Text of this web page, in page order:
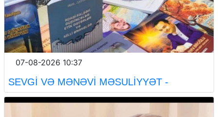
07-08-2026 10:37
SEVGİ VƏ MƏNƏVİ MƏSULİYYƏT -